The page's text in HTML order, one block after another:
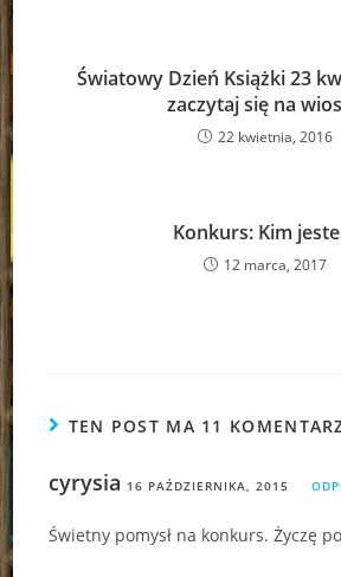
Światowy Dzień Książki 23
zaczytaj się na
22 kwietnia, 2016
Konkurs: Kim
12 marca, 2017
TEN POST MA 11
cyrysia 16 PAŹDZIERNIKA, 2015
Świetny pomysł na konkurs. Życzę